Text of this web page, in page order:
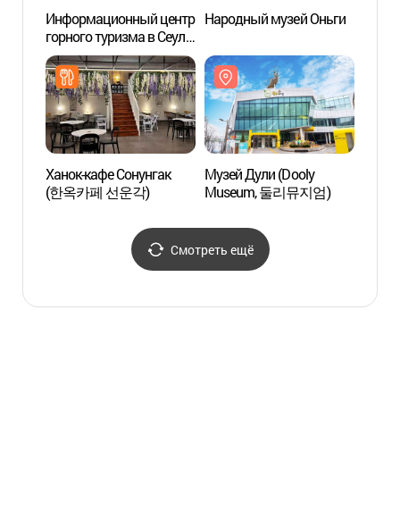
Информационный центр
горного туризма в Сеуле
- филиал в горах
Пукхансан
(서울도심등산관광센터
(북한산))
Народный музей Оньги
Ханок-кафе Сонунгак
(한옥카페 선운각)
Музей Дули (Dooly
Museum, 둘리뮤지엄)
Смотреть ещё